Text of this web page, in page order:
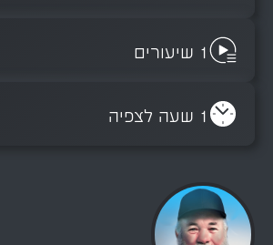
1 שיעורים
1 שעה לצפיה